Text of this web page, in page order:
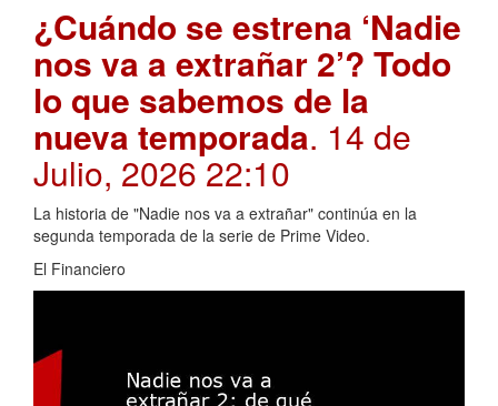
¿Cuándo se estrena ‘Nadie
nos va a extrañar 2’? Todo
lo que sabemos de la
nueva temporada. 14 de
Julio, 2026 22:10
La historia de "Nadie nos va a extrañar" continúa en la
segunda temporada de la serie de Prime Video.
El Financiero